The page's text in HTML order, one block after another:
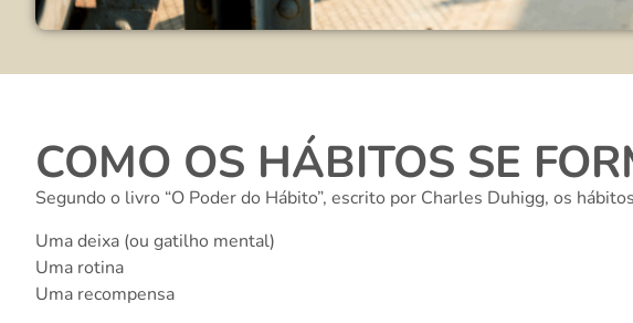
COMO OS HÁBITOS SE
Segundo o livro “O Poder do Hábito”, escrito por Charles Duhigg, os
Uma deixa (ou gatilho mental)
Uma rotina
Uma recompensa